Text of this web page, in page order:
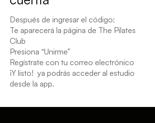
Después de ingresar el código:
Te aparecerá la página de The Pilates
Club
Presiona “Unirme”
Regístrate con tu correo electrónico
¡Y listo! ya podrás acceder al estudio
desde la app.